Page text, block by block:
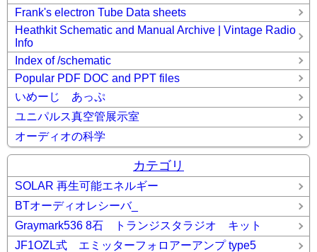
Frank's electron Tube Data sheets
Heathkit Schematic and Manual Archive | Vintage Radio
Info
Index of /schematic
Popular PDF DOC and PPT files
いめーじ あっぷ
ユニパルス真空管展示室
オーディオの科学
カテゴリ
SOLAR 再生可能エネルギー
BTオーディオレシーバ_
Graymark536 8石 トランジスタラジオ キット
JF1OZL式 エミッターフォロアーアンプ type5